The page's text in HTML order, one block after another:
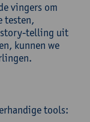
vingers om
testen,
story-telling uit
kunnen we
tools: